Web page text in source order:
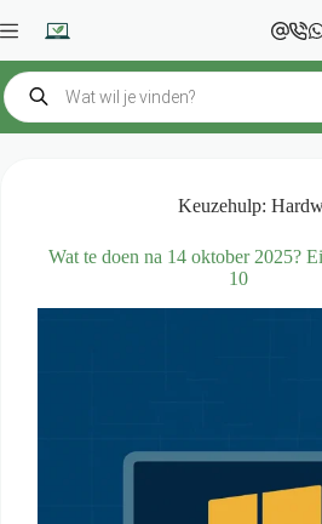
naar
inhoud
Producten
zoeken
Keuzehulp:
Wat te doen na 14 oktober 2025?
10